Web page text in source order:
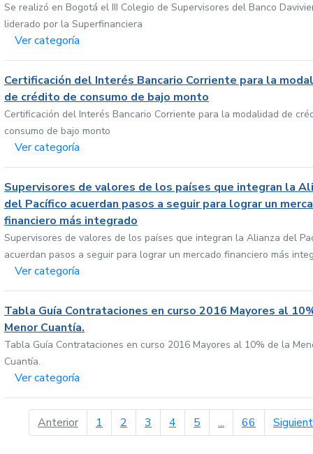
Se realizó en Bogotá el III Colegio de Supervisores del Banco
liderado por la Superfinanciera
Ver categoría
Certificación del Interés Bancario Corriente para la
de crédito de consumo de bajo monto
Certificación del Interés Bancario Corriente para la modalidad de
consumo de bajo monto
Ver categoría
Supervisores de valores de los países que integran la
del Pacífico acuerdan pasos a seguir para lograr un
financiero más integrado
Supervisores de valores de los países que integran la Alianza del
acuerdan pasos a seguir para lograr un mercado financiero más
Ver categoría
Tabla Guía Contrataciones en curso 2016 Mayores al
Menor Cuantía.
Tabla Guía Contrataciones en curso 2016 Mayores al 10% de la
Cuantía.
Ver categoría
Anteriorpágina anterior
1 2 3 4 5 ... 66